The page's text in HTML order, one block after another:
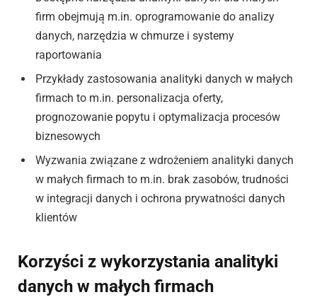
firm obejmują m.in. oprogramowanie do analizy
danych, narzędzia w chmurze i systemy
raportowania
Przykłady zastosowania analityki danych w małych
firmach to m.in. personalizacja oferty,
prognozowanie popytu i optymalizacja procesów
biznesowych
Wyzwania związane z wdrożeniem analityki danych
w małych firmach to m.in. brak zasobów, trudności
w integracji danych i ochrona prywatności danych
klientów
Korzyści z wykorzystania analityki
danych w małych firmach